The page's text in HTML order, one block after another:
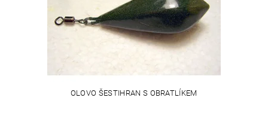
OLOVO ŠESTIHRAN S OBRATLÍKEM